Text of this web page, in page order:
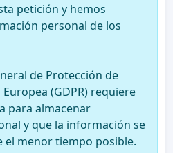
petición y hemos
personal de los
de Protección de
(GDPR) requiere
para almacenar
y que la información se
el menor tiempo posible.